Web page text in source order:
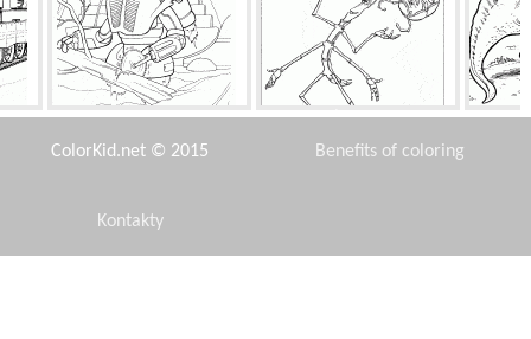
Robot drwal Żongler
ColorKid.net © 2015 Benefits of coloring
Kontakty